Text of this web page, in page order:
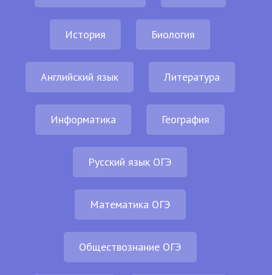
История Биология
Английский язык Литература
Информатика География
Русский язык ОГЭ
Математика ОГЭ
Обществознание ОГЭ